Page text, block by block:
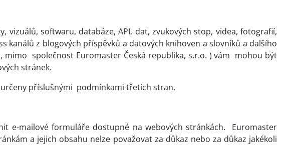
softwaru, databáze, API, dat, zvukových stop, videa, fotografií,
z blogových příspěvků a datových knihoven a slovníků a dalšího
mimo společnost Euromaster Česká republika, s.r.o. ) vám mohou být
stránek.
příslušnými podmínkami třetích stran.
e-mailové formuláře dostupné na webových stránkách. Euromaster
a jejich obsahu nelze považovat za důkaz nebo za důkaz jakékoli